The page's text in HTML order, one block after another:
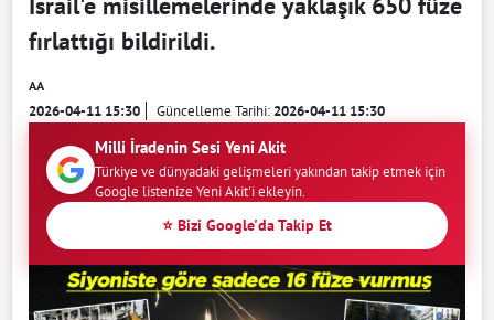
fırlattığı bildirildi.
AA
2026-04-11 15:30 Güncelleme Tarihi:2026-04-11 15:30
Milli İradenin Sesi Yeni Akit
Türkiye ve dünyadaki gelişmeleri yakından takip etmek için
Google listenize Yeni Akit'i ekleyin.
⭐ Bizi Google'da Takip Et